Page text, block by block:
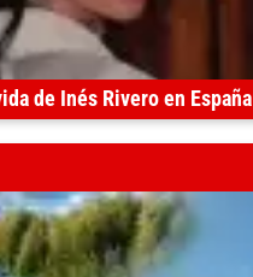
de Inés Rivero en España